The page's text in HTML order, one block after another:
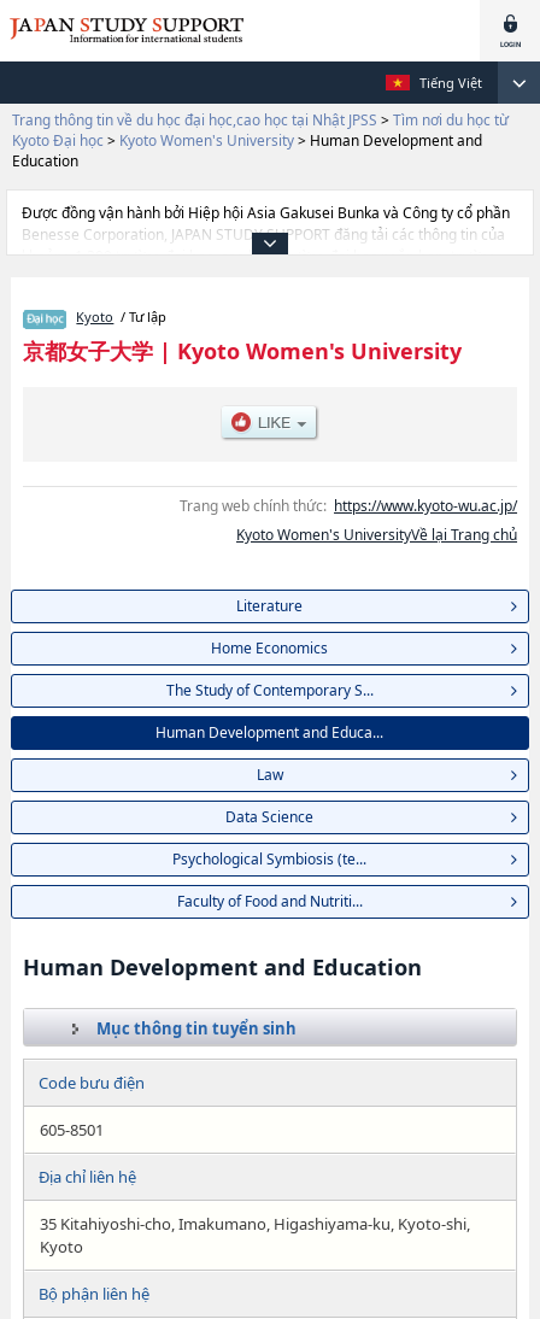
Tiếng Việt
Trang thông tin về du học đại học,cao học tại Nhật JPSS > Tìm nơi du học từ
Kyoto Đại học > Kyoto Women's University> Human Development and
Education
Được đồng vận hành bởi Hiệp hội Asia Gakusei Bunka và Công ty cổ phần
Benesse Corporation, JAPAN STUDY SUPPORT đăng tải các thông tin của
khoảng 1.300 trường đại học, cao học, trường đại học ngắn hạn, trường
thông tin cần thiết dành cho du học sinh, như là về các Ngành
LiteraturehoặcNgành Home EconomicshoặcNgành The Study of
Contemporary SocietyhoặcNgành Human Development and
Psychological Symbiosis (tentative translation)hoặcNgành Faculty of Food
and Nutritional Sciences, thông tin về từng ngành học, thông tin liên quan
Kyoto / Tư lập
京都女子大学| Kyoto Women's University
Trang web chính thức: https://www.kyoto-wu.ac.jp/
Kyoto Women's UniversityVề lại Trang chủ
Literature
Home Economics
The Study of Contemporary S...
Human Development and Educa...
Law
Data Science
Psychological Symbiosis (te...
Faculty of Food and Nutriti...
Human Development and Education
Mục thông tin tuyển sinh
Code bưu điện
605-8501
Địa chỉ liên hệ
35 Kitahiyoshi-cho, Imakumano, Higashiyama-ku, Kyoto-shi,
Kyoto
Bộ phận liên hệ